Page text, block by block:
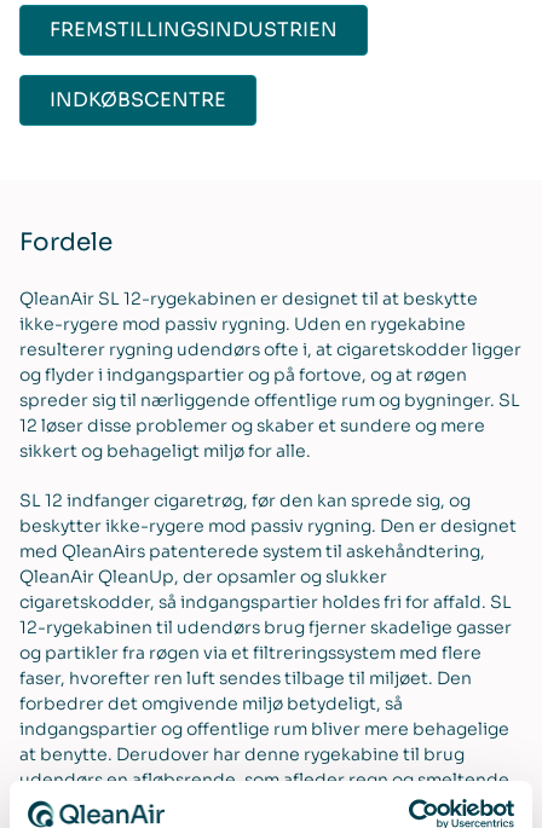
FREMSTILLINGSINDUSTRIEN
INDKØBSCENTRE
Fordele
QleanAir SL 12-rygekabinen er designet til at beskytte
ikke-rygere mod passiv rygning. Uden en rygekabine
resulterer rygning udendørs ofte i, at cigaretskodder ligger
og flyder i indgangspartier og på fortove, og at røgen
spreder sig til nærliggende offentlige rum og bygninger. SL
12 løser disse problemer og skaber et sundere og mere
sikkert og behageligt miljø for alle.
SL 12 indfanger cigaretrøg, før den kan sprede sig, og
beskytter ikke-rygere mod passiv rygning. Den er designet
med QleanAirs patenterede system til askehåndtering,
QleanAir QleanUp, der opsamler og slukker
cigaretskodder, så indgangspartier holdes fri for affald. SL
12-rygekabinen til udendørs brug fjerner skadelige gasser
og partikler fra røgen via et filtreringssystem med flere
faser, hvorefter ren luft sendes tilbage til miljøet. Den
forbedrer det omgivende miljø betydeligt, så
indgangspartier og offentlige rum bliver mere behagelige
at benytte. Derudover har denne rygekabine til brug
udendørs en afløbsrende, som afleder regn og smeltende
sne, den kan desuden udstyres med et varmelegeme for